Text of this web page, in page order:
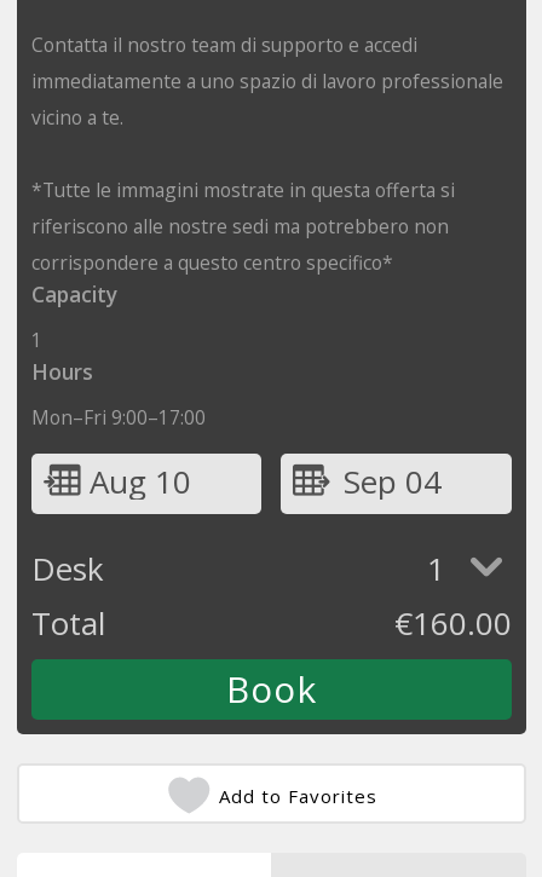
Contatta il nostro team di supporto e accedi
immediatamente a uno spazio di lavoro professionale
vicino a te.
*Tutte le immagini mostrate in questa offerta si
riferiscono alle nostre sedi ma potrebbero non
corrispondere a questo centro specifico*
Capacity
1
Hours
Mon–Fri 9:00–17:00
Aug 10
Sep 04
Desk
1
Total
€160.00
Add to Favorites